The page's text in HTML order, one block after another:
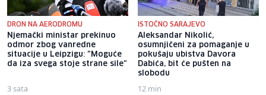
DRON NA AERODROMU
Njemački ministar prekinuo
odmor zbog vanredne
situacije u Leipzigu: "Moguće
da iza svega stoje strane sile"
3 sata
ISTOČNO SARAJEVO
Aleksandar Nikolić,
osumnjičeni za pomaganje u
pokušaju ubistva Davora
Dabića, bit će pušten na
slobodu
12 min